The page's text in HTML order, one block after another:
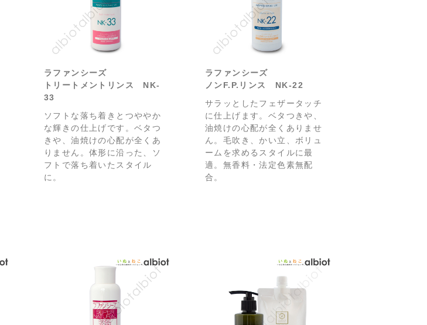
ラファンシーズ
トリートメントリンス NK-
33
ソフトな落ち着きとつややか
な輝きの仕上げです。ベタつ
きや、油焼けの心配が全くあ
りません。体形に沿った、ソ
フトで落ち着いたスタイル
に。
ラファンシーズ
ノンF.P.リンス NK-22
サラッとしたフェザータッチ
に仕上げます。ベタつきや、
油焼けの心配が全くありませ
ん。毛吹き、かい立、ボリュ
ームを求めるスタイルに最
適。無香料・法定色素無配
合。